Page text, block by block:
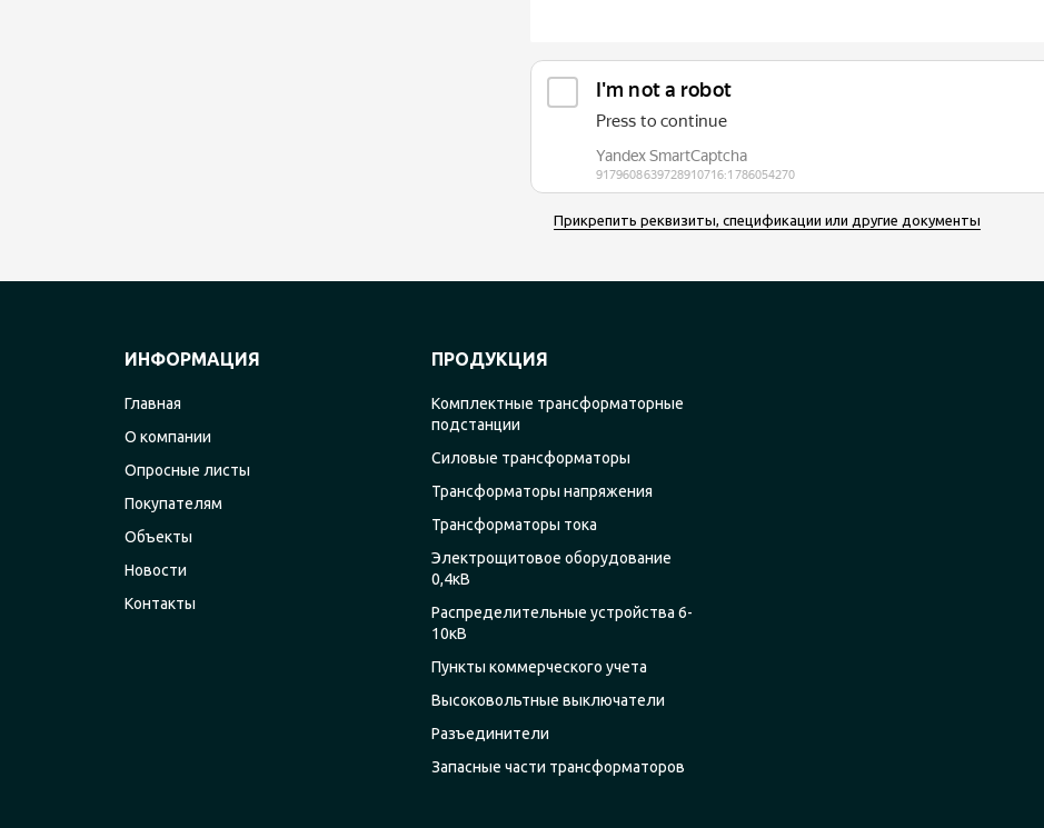
Прикрепить реквизиты, спецификации или другие документы
ИНФОРМАЦИЯ
Главная
О компании
Опросные листы
Покупателям
Объекты
Новости
Контакты
ПРОДУКЦИЯ
Комплектные трансформаторные
подстанции
Силовые трансформаторы
Трансформаторы напряжения
Трансформаторы тока
Электрощитовое оборудование
0,4кВ
Распределительные устройства 6-
10кВ
Пункты коммерческого учета
Высоковольтные выключатели
Разъединители
Запасные части трансформаторов